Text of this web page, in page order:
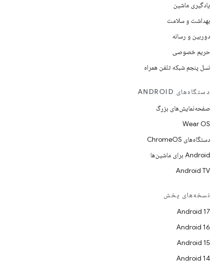
یادگیری ماشین
بهداشت و سلامت
دوربین و رسانه
حریم خصوصی
نسل پنجم شبکه تلفن همراه
دستگاه‌های ANDROID
صفحه‌نمایش‌های بزرگ
Wear OS
دستگاه‌های ChromeOS
Android برای ماشین‌ها
Android TV
نسخه‌های پخش
Android 17
Android 16
Android 15
Android 14